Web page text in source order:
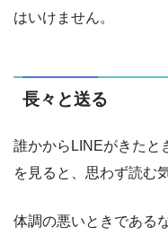
はいけません。
長々と送る
誰かからLINEがきたと
を見ると、思わず読む
体調の悪いときである